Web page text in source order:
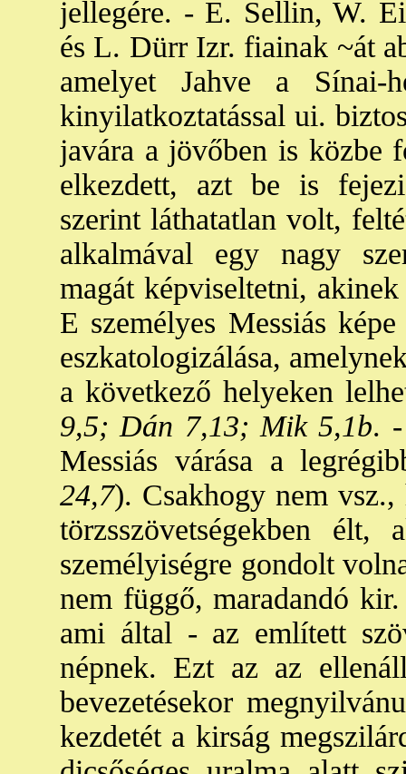
jellegére. - E. Sellin, W.
és L. Dürr Izr. fiainak ~át
amelyet Jahve a Sínai-
kinyilatkoztatással ui.
javára a jövőben is közbe
elkezdett, azt be is
szerint láthatatlan volt,
alkalmával egy nagy
magát képviseltetni,
E személyes Messiás
eszkatologizálása,
a következő helyeken
9,5; Dán 7,13; Mik 5,1b.
Messiás várása a
24,7). Csakhogy nem
törzsszövetségekben
személyiségre gondolt
nem függő, maradandó
ami által - az említett
népnek. Ezt az az
bevezetésekor
kezdetét a kirság